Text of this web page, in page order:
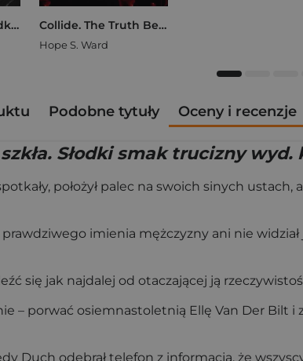
Z cukru i szkła. Słodki smak trucizny wyd. kieszonkowe Collide. The Truth Between Us
Hope S. Ward
Podobne tytuły Oceny i recenzje
Słodki smak trucizny wyd.
położył palec na swoich sinych ustach,
imienia mężczyzny ani nie
się jak najdalej od otaczającej ją
– porwać osiemnastoletnią Ellę Van Der Bilt
Duch odebrał telefon z informacją, że